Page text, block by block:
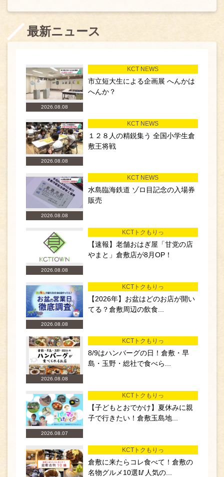
最新ニュース
2026.08.08
KCT NEWS
市立短大生による企画展 へんかは
へんか？
2026.08.08
KCT NEWS
１２８人の精鋭集う 全国小学生倉
敷王将戦
2026.08.08
KCT NEWS
水島臨海鉄道 ゾロ目記念の入場券
販売
2026.08.08
KCTトクもりっ
【速報】老舗おはぎ屋「甘党の店
やまと」倉敷店が8月OP！
2026.08.08
KCTトクもりっ
【2026年】お盆はどのお店が開い
てる？倉敷周辺の飲食...
2026.08.08
KCTトクもりっ
8/9はハンバーグの日！倉敷・早
島・玉野・総社で食べら...
2026.08.07
KCTトクもりっ
【子どもとおでかけ】夏休みに親
子で行きたい！倉敷玉島地...
KCTトクもりっ
倉敷に来たらコレ食べて！倉敷の
名物グルメ10選🥢人気の...